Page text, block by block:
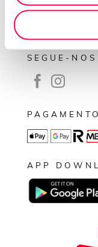
Resolução de
SEGUE-NOS
APP